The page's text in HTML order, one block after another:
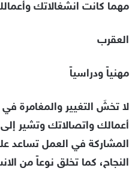
مهما كانت انشغالاتك
العقرب
مهنياً ودراسياً
لا تخشَ التغيير والمغامرة
أعمالك واتصالاتك وتشير إلى
المشاركة في العمل تساعد
النجاح، كما تخلق نوعاً من